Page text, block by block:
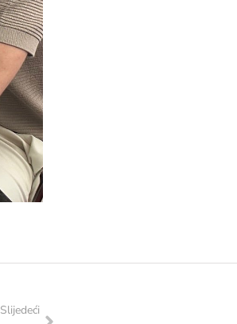
Slijedeći